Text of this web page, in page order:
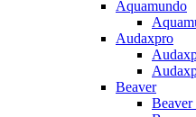
Aquamundo
Audaxpro
Beaver